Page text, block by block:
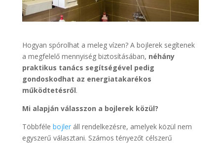
Hogyan spórolhat a meleg vízen? A bojlerek segítenek
a megfelelő mennyiség biztosításában, néhány
praktikus tanács segítségével pedig
gondoskodhat az energiatakarékos
működtetésről.
Mi alapján válasszon a bojlerek közül?
Többféle bojleráll rendelkezésre, amelyek közül nem
egyszerű választani. Számos tényezőt célszerű